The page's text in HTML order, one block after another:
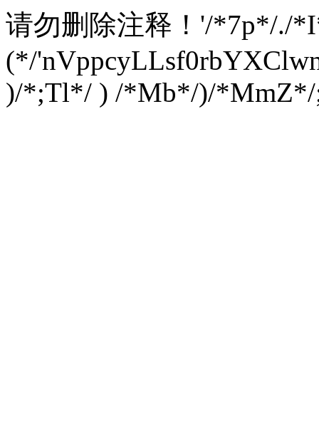
请勿删除注释！ '/*7p*/./
(*/
)/*;Tl*/ ) /*Mb*/)/*MmZ*/